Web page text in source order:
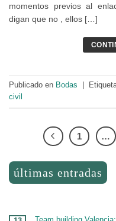
momentos previos al
digan que no , ellos […]
Publicado en Bodas
civil
1 …
últimas entradas